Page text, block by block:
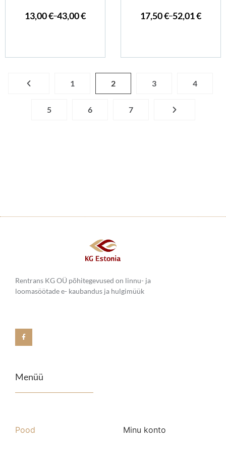
13,00€–43,00€ 17,50€–52,01€
1 2 3 4
5 6 7
Rentrans KG OÜ põhitegevused on linnu- ja
loomasöötade e- kaubandus ja hulgimüük
Menüü
Pood Minu konto